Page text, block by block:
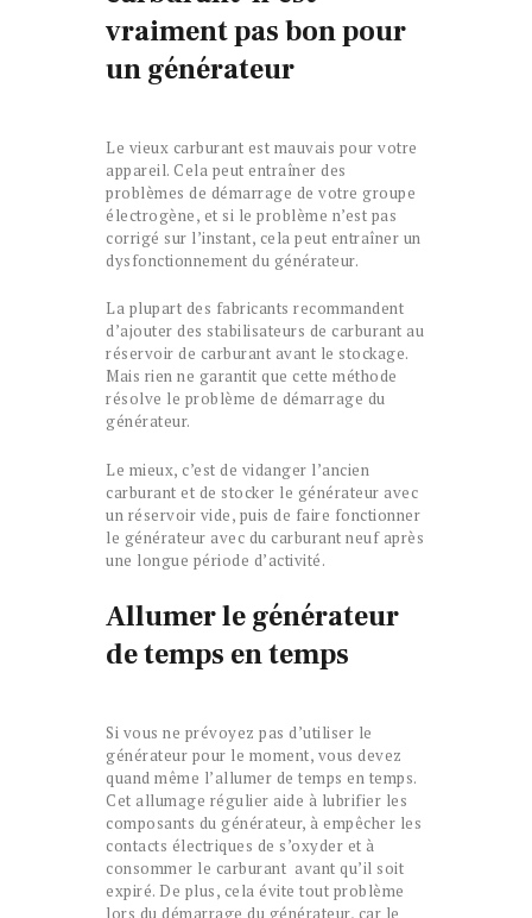
vraiment pas bon pour
un générateur
Le vieux carburant est mauvais pour votre
appareil. Cela peut entraîner des
problèmes de démarrage de votre groupe
électrogène, et si le problème n’est pas
corrigé sur l’instant, cela peut entraîner un
dysfonctionnement du générateur.
La plupart des fabricants recommandent
d’ajouter des stabilisateurs de carburant au
réservoir de carburant avant le stockage.
Mais rien ne garantit que cette méthode
résolve le problème de démarrage du
générateur.
Le mieux, c’est de vidanger l’ancien
carburant et de stocker le générateur avec
un réservoir vide, puis de faire fonctionner
le générateur avec du carburant neuf après
une longue période d’activité.
Allumer le générateur
de temps en temps
Si vous ne prévoyez pas d’utiliser le
générateur pour le moment, vous devez
quand même l’allumer de temps en temps.
Cet allumage régulier aide à lubrifier les
composants du générateur, à empêcher les
contacts électriques de s’oxyder et à
consommer le carburant avant qu’il soit
expiré. De plus, cela évite tout problème
lors du démarrage du générateur, car le